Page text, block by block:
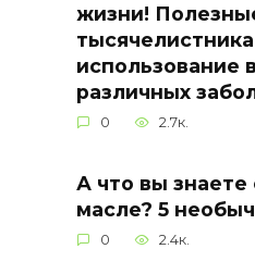
жизни!
использование
различных
0 2.7к.
А что вы знаете
масле? 5
0 2.4к.